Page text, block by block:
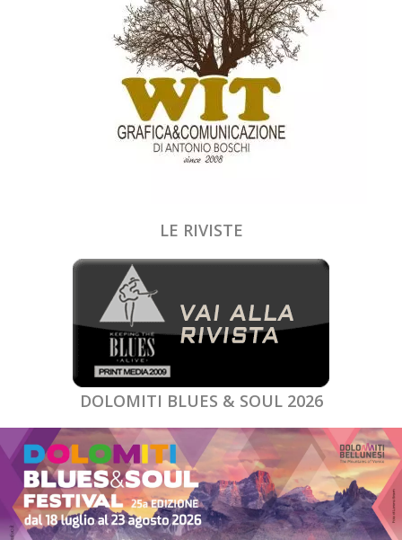
LE RIVISTE
DOLOMITI BLUES & SOUL 2026